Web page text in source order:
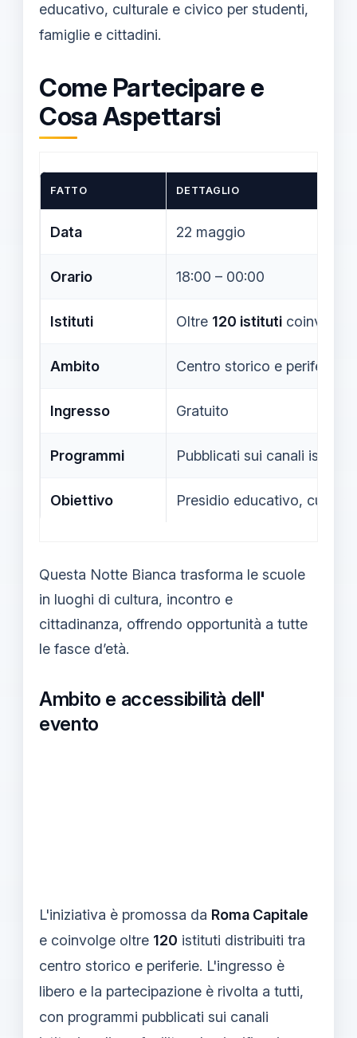
educativo, culturale e civico per studenti,
famiglie e cittadini.
Come Partecipare e
Cosa Aspettarsi
FATTO DETTAGLIO
Data 22 maggio
Orario 18:00 – 00:00
Istituti Oltre 120 istituti coinvolti
Ambito Centro storico e periferie
Ingresso Gratuito
Programmi Pubblicati sui canali
Obiettivo Presidio educativo,
Questa Notte Bianca trasforma le scuole
in luoghi di cultura, incontro e
cittadinanza, offrendo opportunità a tutte
le fasce d’età.
Ambito e accessibilità dell'
evento
L'iniziativa è promossa da Roma Capitale
e coinvolge oltre 120 istituti distribuiti tra
centro storico e periferie. L'ingresso è
libero e la partecipazione è rivolta a tutti,
con programmi pubblicati sui canali